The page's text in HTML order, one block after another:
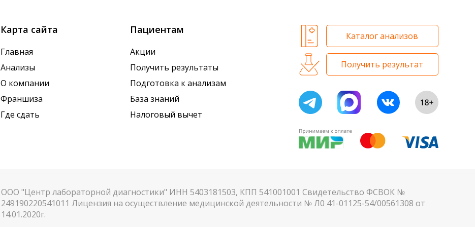
Карта сайта
Главная
Анализы
О компании
Франшиза
Где сдать
Пациентам
Акции
Получить результаты
Подготовка к анализам
База знаний
Налоговый вычет
Каталог анализов
Получить результат
ООО "Центр лабораторной диагностики" ИНН 5403181503, КПП 541001001 Свидетельство ФСВОК №
249190220541011 Лицензия на осуществление медицинской деятельности № Л0 41-01125-54/00561308 от
14.01.2020г.